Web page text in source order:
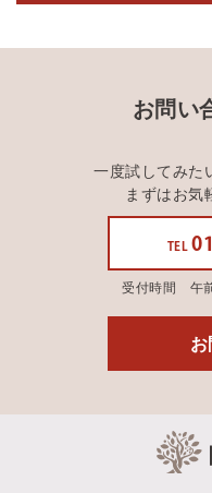
お問い
一度試してみた
まずはお気
TEL
受付時間 午